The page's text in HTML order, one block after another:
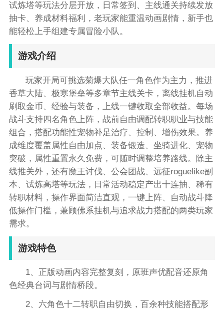
试炼塔等玩法分层开放，日常签到、主线通关持续发放
抽卡、养成材料福利，老玩家能重温动画剧情，新手也
能轻松上手组建专属冒险小队。
游戏介绍
玩家开局可挑选菊爆大队任一角色作为主力，推进
香草大陆、极寒堡垒等多章节主线关卡，离线挂机自动
刷取金币、经验与装备，上线一键收取全部收益。每场
战斗支持四名角色上阵，战前自由调配转职职业与技能
组合，搭配功能性宠物补足治疗、控制、增伤效果。养
成维度覆盖属性自由加点、装备锻造、坐骑进化、宠物
突破，属性重置永久免费，可随时调整培养路线。除主
线推关外，还有魔王讨伐、公会团战、远征roguelike副
本、试炼高塔等玩法，日常活动稳定产出十连抽、稀有
转职材料，操作界面简洁直观，一键上阵、自动战斗降
低操作门槛，兼顾佛系挂机与追求战力搭配的两类玩家
需求。
游戏特色
1、正版动画内容完整复刻，原班声优配音还原角
色经典台词与剧情桥段。
2、六角色十二转职自由切换，百余种技能搭配形